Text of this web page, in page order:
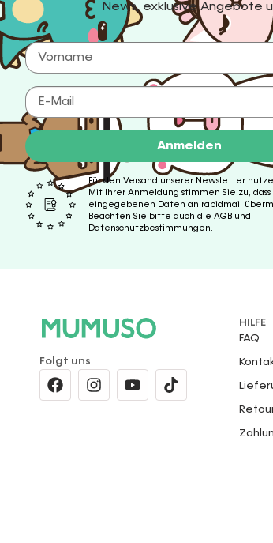
News, exklusive Angebote
Anmelden
Für den Versand unserer Newsletter
Mit Ihrer Anmeldung stimmen Sie zu, dass
eingegebenen Daten an rapidmail
Beachten Sie bitte auch die AGB und
Datenschutzbestimmungen.
Folgt uns
HILFE
FAQ